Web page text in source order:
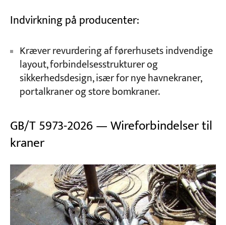
Indvirkning på producenter:
Kræver revurdering af førerhusets indvendige
layout, forbindelsesstrukturer og
sikkerhedsdesign, især for nye havnekraner,
portalkraner og store bomkraner.
GB/T 5973-2026 — Wireforbindelser til
kraner